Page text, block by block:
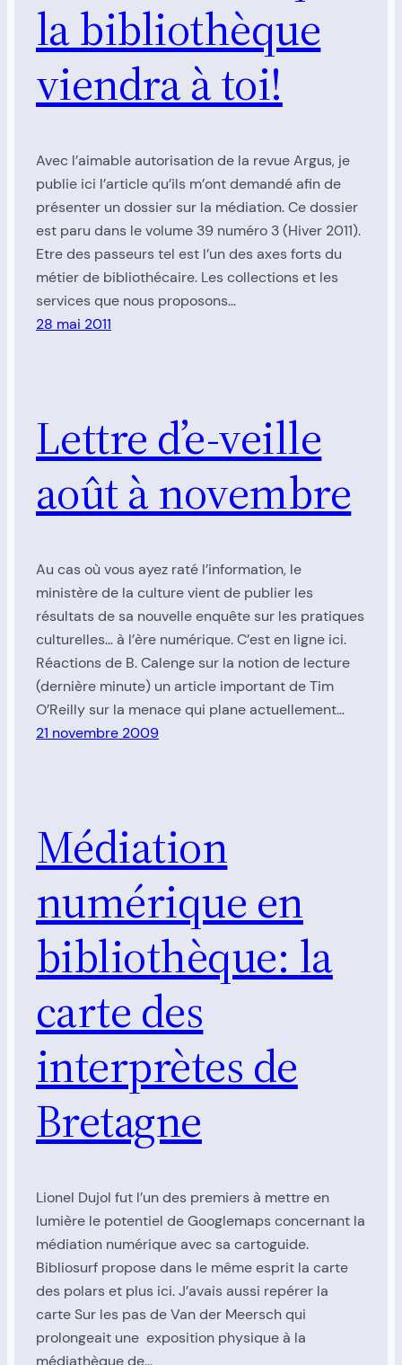
la bibliothèque
viendra à toi!
Avec l’aimable autorisation de la revue Argus, je
publie ici l’article qu’ils m’ont demandé afin de
présenter un dossier sur la médiation. Ce dossier
est paru dans le volume 39 numéro 3 (Hiver 2011).
Etre des passeurs tel est l’un des axes forts du
métier de bibliothécaire. Les collections et les
services que nous proposons…
28 mai 2011
Lettre d’e-veille
août à novembre
Au cas où vous ayez raté l’information, le
ministère de la culture vient de publier les
résultats de sa nouvelle enquête sur les pratiques
culturelles… à l’ère numérique. C’est en ligne ici.
Réactions de B. Calenge sur la notion de lecture
(dernière minute) un article important de Tim
O’Reilly sur la menace qui plane actuellement…
21 novembre 2009
Médiation
numérique en
bibliothèque: la
carte des
interprètes de
Bretagne
Lionel Dujol fut l’un des premiers à mettre en
lumière le potentiel de Googlemaps concernant la
médiation numérique avec sa cartoguide.
Bibliosurf propose dans le même esprit la carte
des polars et plus ici. J’avais aussi repérer la
carte Sur les pas de Van der Meersch qui
prolongeait une exposition physique à la
médiathèque de…